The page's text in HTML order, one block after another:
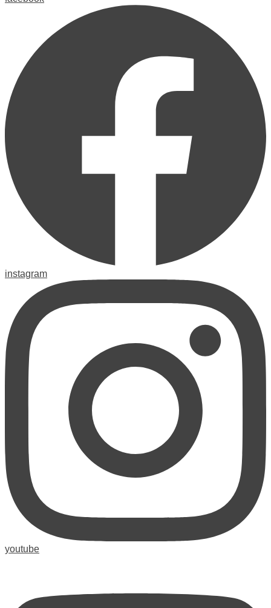
instagram
youtube